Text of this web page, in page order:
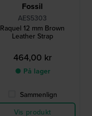
Fossil
AES5303
Raquel 12 mm Brown
Leather Strap
464,00 kr
● På lager
Sammenlign
Vis produkt